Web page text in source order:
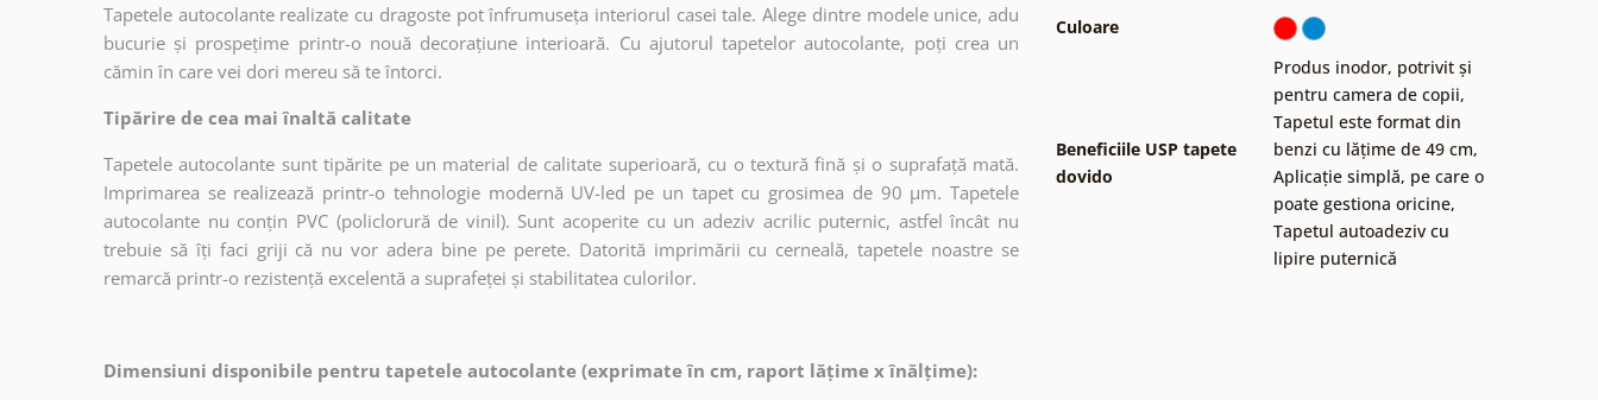
Tapetele autocolante realizate cu dragoste pot înfrumuseța interiorul casei tale. Alege dintre modele unice, adu
bucurie și prospețime printr-o nouă decorațiune interioară. Cu ajutorul tapetelor autocolante, poți crea un
cămin în care vei dori mereu să te întorci.
Tipărire de cea mai înaltă calitate
Tapetele autocolante sunt tipărite pe un material de calitate superioară, cu o textură fină și o suprafață mată.
Imprimarea se realizează printr-o tehnologie modernă UV-led pe un tapet cu grosimea de 90 µm. Tapetele
autocolante nu conțin PVC (policlorură de vinil). Sunt acoperite cu un adeziv acrilic puternic, astfel încât nu
trebuie să îți faci griji că nu vor adera bine pe perete. Datorită imprimării cu cerneală, tapetele noastre se
remarcă printr-o rezistență excelentă a suprafeței și stabilitatea culorilor.
Dimensiuni disponibile pentru tapetele autocolante (exprimate în cm, raport lățime x înălțime):
Culoare
Beneficiile USP tapete
dovido
Produs inodor, potrivit și
pentru camera de copii,
Tapetul este format din
benzi cu lățime de 49 cm,
Aplicație simplă, pe care o
poate gestiona oricine,
Tapetul autoadeziv cu
lipire puternică